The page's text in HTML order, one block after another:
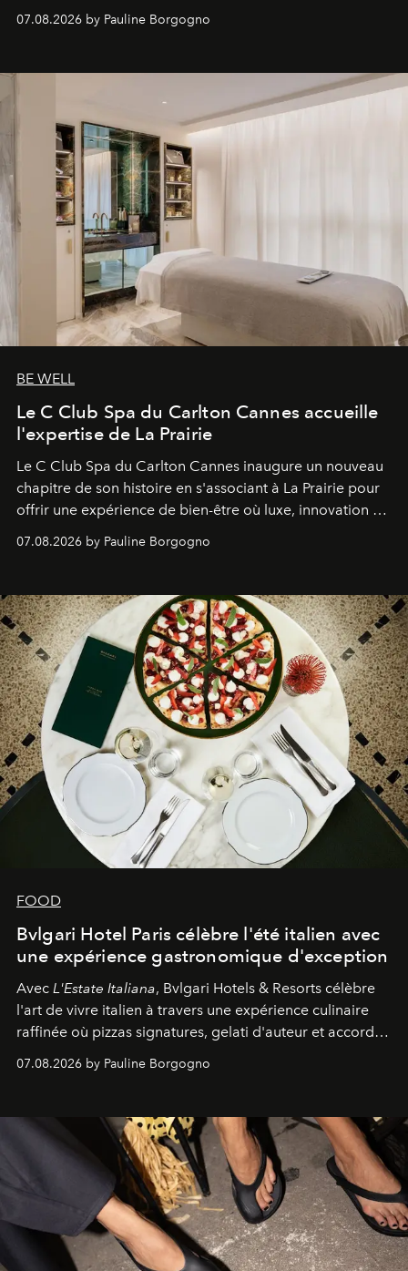
inédites et plongée dans les coulisses d'un phénomène
générationnel.
07.08.2026 by Pauline Borgogno
BE WELL
Le C Club Spa du Carlton Cannes accueille
l'expertise de La Prairie
Le C Club Spa du Carlton Cannes inaugure un nouveau
chapitre de son histoire en s'associant à La Prairie pour
offrir une expérience de bien-être où luxe, innovation et
expertise se rencontrent.
07.08.2026 by Pauline Borgogno
FOOD
Bvlgari Hotel Paris célèbre l'été italien avec
une expérience gastronomique d'exception
Avec L'Estate Italiana, Bvlgari Hotels & Resorts célèbre
l'art de vivre italien à travers une expérience culinaire
raffinée où pizzas signatures, gelati d'auteur et accords
d'exception composent un véritable voyage sensoriel.
07.08.2026 by Pauline Borgogno